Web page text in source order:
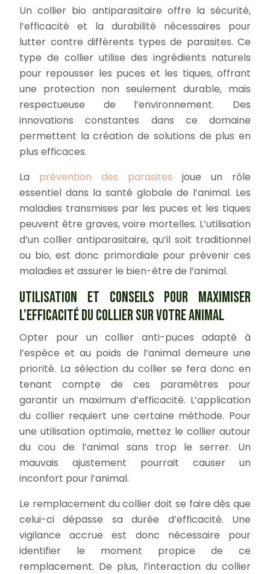
Un collier bio antiparasitaire offre la sécurité,
l’efficacité et la durabilité nécessaires pour
lutter contre différents types de parasites. Ce
type de collier utilise des ingrédients naturels
pour repousser les puces et les tiques, offrant
une protection non seulement durable, mais
respectueuse de l’environnement. Des
innovations constantes dans ce domaine
permettent la création de solutions de plus en
plus efficaces.
La prévention des parasites joue un rôle
essentiel dans la santé globale de l’animal. Les
maladies transmises par les puces et les tiques
peuvent être graves, voire mortelles. L’utilisation
d’un collier antiparasitaire, qu’il soit traditionnel
ou bio, est donc primordiale pour prévenir ces
maladies et assurer le bien-être de l’animal.
UTILISATION ET CONSEILS POUR MAXIMISER
L’EFFICACITÉ DU COLLIER SUR VOTRE ANIMAL
Opter pour un collier anti-puces adapté à
l’espèce et au poids de l’animal demeure une
priorité. La sélection du collier se fera donc en
tenant compte de ces paramètres pour
garantir un maximum d’efficacité. L’application
du collier requiert une certaine méthode. Pour
une utilisation optimale, mettez le collier autour
du cou de l’animal sans trop le serrer. Un
mauvais ajustement pourrait causer un
inconfort pour l’animal.
Le remplacement du collier doit se faire dès que
celui-ci dépasse sa durée d’efficacité. Une
vigilance accrue est donc nécessaire pour
identifier le moment propice de ce
remplacement. De plus, l’interaction du collier